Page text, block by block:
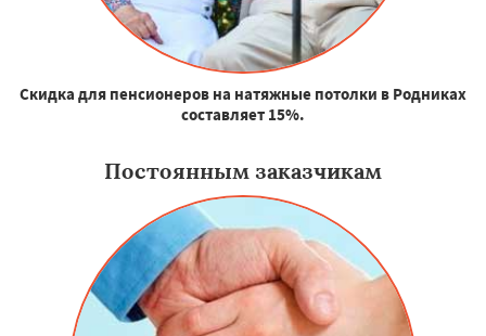
Скидка для пенсионеров на натяжные потолки в Родниках
составляет 15%.
Постоянным заказчикам